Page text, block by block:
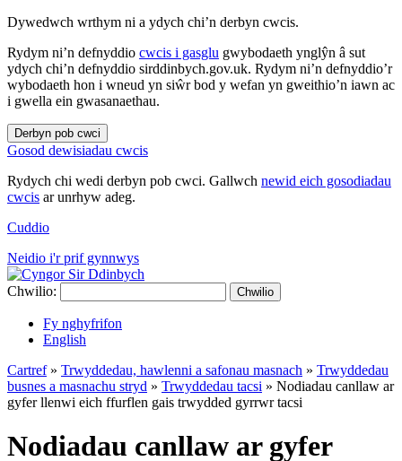
Dywedwch wrthym ni a ydych chi’n derbyn cwcis.
Rydym ni’n defnyddio cwcis i gasglu gwybodaeth ynglŷn â sut
ydych chi’n defnyddio sirddinbych.gov.uk. Rydym ni’n defnyddio’r
wybodaeth hon i wneud yn siŵr bod y wefan yn gweithio’n iawn ac
i gwella ein gwasanaethau.
Derbyn pob cwci
Gosod dewisiadau cwcis
Rydych chi wedi derbyn pob cwci. Gallwch newid eich gosodiadau
cwcis ar unrhyw adeg.
Cuddio
Neidio i'r prif gynnwys
Chwilio: Chwilio
Fy nghyfrifon
English
Cartref» Trwyddedau, hawlenni a safonau masnach » Trwyddedau
busnes a masnachu stryd » Trwyddedau tacsi » Nodiadau canllaw ar
gyfer llenwi eich ffurflen gais trwydded gyrrwr tacsi
Nodiadau canllaw ar gyfer